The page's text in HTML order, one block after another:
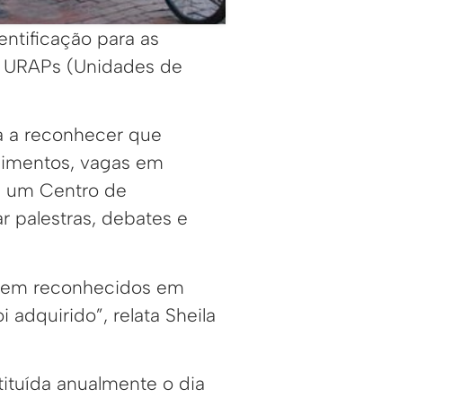
para as
(Unidades de
a reconhecer que
vagas em
um Centro de
palestras, debates e
reconhecidos em
relata Sheila
anualmente o dia